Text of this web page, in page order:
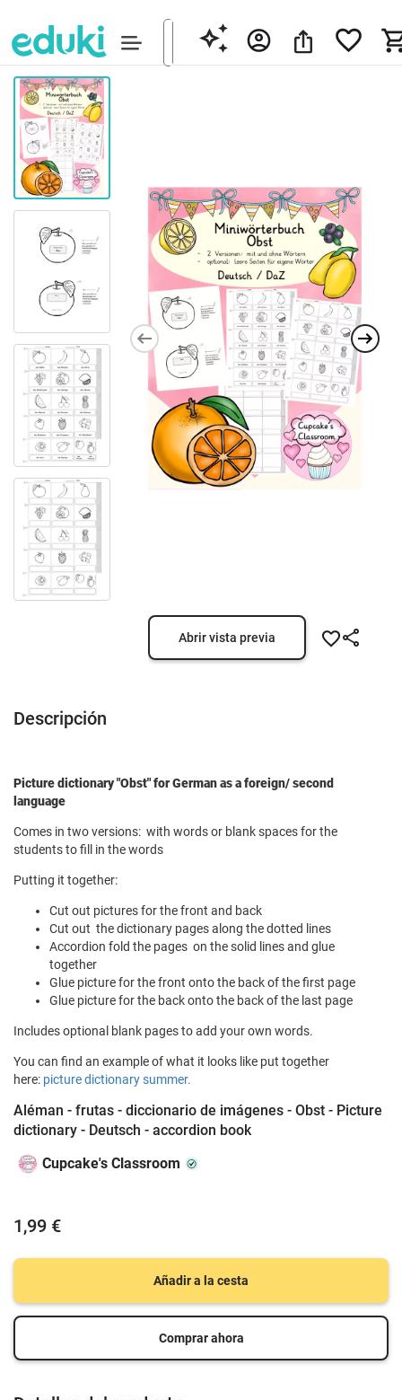
Abrir vista previa
Descripción
Picture dictionary "Obst" for German as a foreign/ second
language
Comes in two versions: with words or blank spaces for the
students to fill in the words
Putting it together:
Cut out pictures for the front and back
Cut out the dictionary pages along the dotted lines
Accordion fold the pages on the solid lines and glue
together
Glue picture for the front onto the back of the first page
Glue picture for the back onto the back of the last page
Includes optional blank pages to add your own words.
You can find an example of what it looks like put together
here: picture dictionary summer.
Aléman - frutas - diccionario de imágenes - Obst - Picture
dictionary - Deutsch - accordion book
Cupcake's Classroom
1,99 €
Añadir a la cesta
Comprar ahora